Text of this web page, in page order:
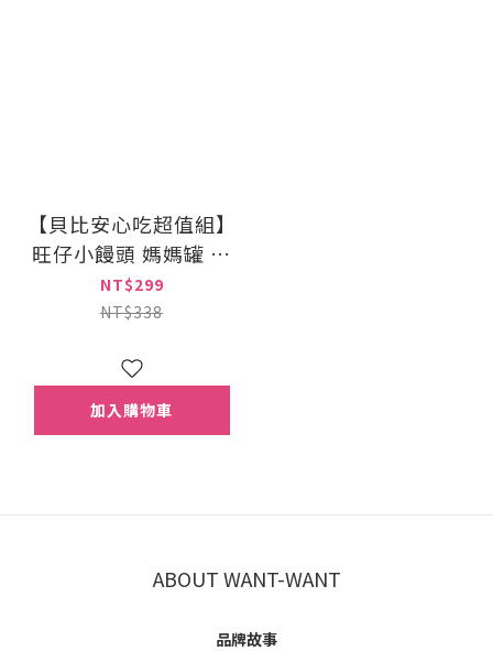
【貝比安心吃超值組】
旺仔小饅頭 媽媽罐 經
典原味*1罐&貝比瑪瑪
有機嬰兒米餅 原味
布袋1入
NT$299
NT$338
加入購物車
ABOUT WANT-WANT
品牌故事